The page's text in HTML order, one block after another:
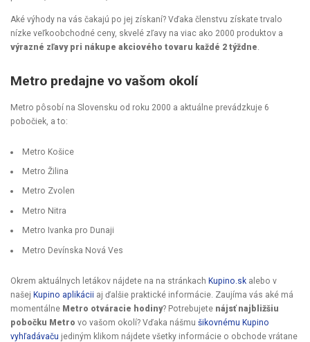
Aké výhody na vás čakajú po jej získaní? Vďaka členstvu získate trvalo
nízke veľkoobchodné ceny, skvelé zľavy na viac ako 2000 produktov a
výrazné zľavy pri nákupe akciového tovaru každé 2 týždne.
Metro predajne vo vašom okolí
Metro pôsobí na Slovensku od roku 2000 a aktuálne prevádzkuje 6
pobočiek, a to:
Metro Košice
Metro Žilina
Metro Zvolen
Metro Nitra
Metro Ivanka pro Dunaji
Metro Devínska Nová Ves
Okrem aktuálnych letákov nájdete na na stránkach Kupino.sk alebo v
našej Kupino aplikácii aj ďalšie praktické informácie. Zaujíma vás aké má
momentálne Metro otváracie hodiny? Potrebujete nájsť najbližšiu
pobočku Metro vo vašom okolí? Vďaka nášmu šikovnému Kupino
vyhľadávaču jediným klikom nájdete všetky informácie o obchode vrátane